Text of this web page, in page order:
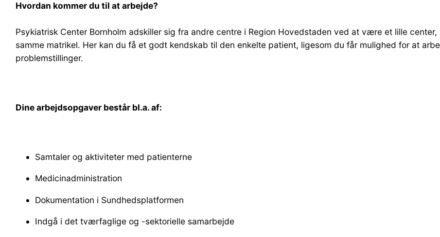
Hvordan kommer du til at arbejde?
Psykiatrisk Center Bornholm adskiller sig fra andre centre i Region Hovedstaden ved at være et lille
samme matrikel. Her kan du få et godt kendskab til den enkelte patient, ligesom du får mulighed for at
problemstillinger.
Dine arbejdsopgaver består bl.a. af:
Samtaler og aktiviteter med patienterne
Medicinadministration
Dokumentation i Sundhedsplatformen
Indgå i det tværfaglige og -sektorielle samarbejde